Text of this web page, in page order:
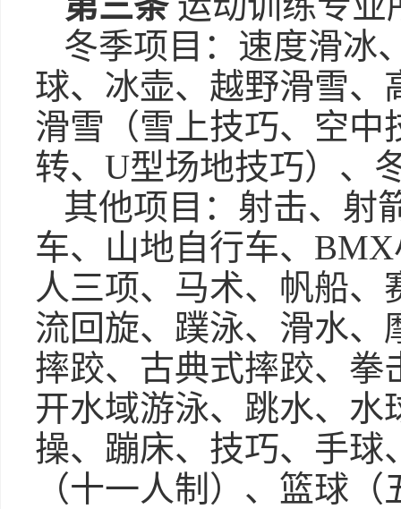
冬季项目：速度滑冰
球、冰壶、越野滑雪、
滑雪（雪上技巧、空中
转、U型场地技巧）、
其他项目：射击、射
车、山地自行车、
人三项、马术、帆船
流回旋、蹼泳、滑水、
摔跤、古典式摔跤、拳
开水域游泳、跳水、水
操、蹦床、技巧、手球
（十一人制）、篮球